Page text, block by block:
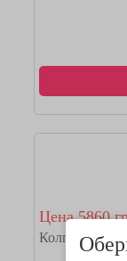
Цена 5860
Колготки